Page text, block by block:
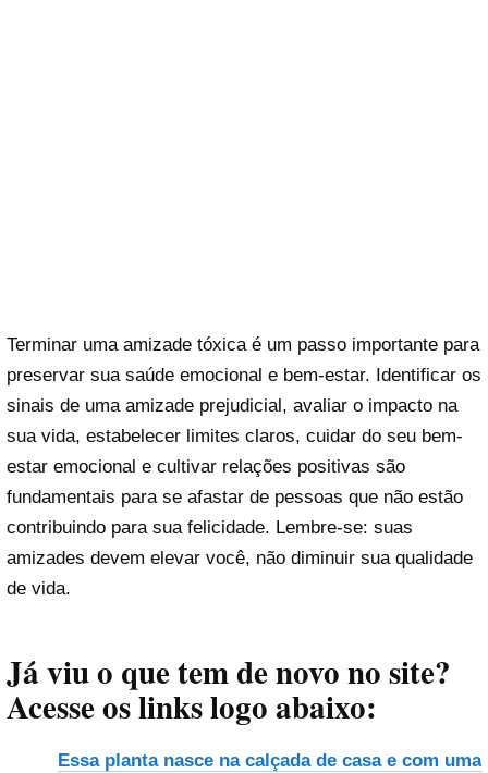
Terminar uma amizade tóxica é um passo importante para
preservar sua saúde emocional e bem-estar. Identificar os
sinais de uma amizade prejudicial, avaliar o impacto na
sua vida, estabelecer limites claros, cuidar do seu bem-
estar emocional e cultivar relações positivas são
fundamentais para se afastar de pessoas que não estão
contribuindo para sua felicidade. Lembre-se: suas
amizades devem elevar você, não diminuir sua qualidade
de vida.
Já viu o que tem de novo no site?
Acesse os links logo abaixo:
Essa planta nasce na calçada de casa e com uma